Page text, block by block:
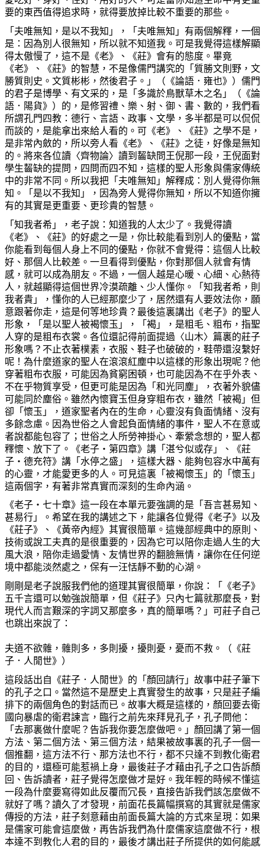
要的東西值得追求時，就得要放掉比較不重要的那些。
「夫唯無知，是以不我知」，「夫唯無知」有兩個解釋，一個
是：因為別人很無知，所以就不知道我。可是我覺得這樣解顯
得太傲慢了，這不是《老》、《莊》會有的態度。畢竟
《老》、《莊》的智慧，不是像儒門講究的「質勝文則野，文
勝質則史。文質彬彬，然後君子。」（《論語．雍也》）儒門
的君子是博學、有文采的，是「多識於鳥獸草木之名」（《論
語．陽貨》）的，是修習禮、樂、射、御、書、數的，我們看
所謂孔門四教：德行、言語、政事、文學，多半都是可以侃侃
而談的，是能拿出來給人看的。可《老》、《莊》之學不是，
是非常內斂的，所以旁人看《老》、《莊》之徒，好像是無知
的。將來各位讀〈齊物論〉讀到齧缺問王倪那一段，王倪面對
學生齧缺的提問，四問而四不知，這樣的聖人形象與儒家傳統
中的非常不同。所以我把「夫唯無知」解釋成：別人覺得你無
知。「是以不我知」，因為旁人覺得你無知，所以不知道你擁
有的其實是更重要、更珍貴的智慧。
「知我者希」，老子說：知道我的人太少了。我覺得讀
《老》、《莊》的好處之一是，你比較能看到別人的優點，當
你能看到每個人身上不同的優點，你就不會覺得：這個人比較
好、那個人比較差。一旦看得到優點，你對那個人就會有情
感，就可以成為朋友。不過，一個人越是心暖、心細、心熱待
人，就越顯得這個世界冷漠疏離、少人懂你。「知我者希，則
我者貴」，懂你的人已經那麼少了，居然還有人要效法你，願
意跟著你走，這是何等地珍貴？最後這裏講出《老子》的聖人
形象，「是以聖人被褐懷玉」，「褐」，是粗毛、粗布，指聖
人穿的是粗布衣裳。各位還記得前面提過〈山木〉篇裏的莊子
形象嗎？不止衣著樸素，衣服、鞋子也破破的，鞋帶還沒繫好
呢！為什麼道家的聖人在滾滾紅塵中以這樣的形象出現呢？他
穿著粗布衣服，可能因為貧窮困頓，也可能因為不在乎外表、
不在乎物質享受，但更可能是因為「和光同塵」，衣著外貌儘
可能同於塵俗。雖然內懷寶玉但身穿粗布衣，雖然「被褐」但
卻「懷玉」，道家聖者內在的生命，心靈沒有負面情緒、沒有
多餘念慮。因為世俗之人會起負面情緒的事件，聖人不在意或
者說都能包容了；世俗之人所勞神掛心、牽縈念想的，聖人都
釋懷、放下了。《老子 ‧ 第四章》講「湛兮似或存」、《莊
子 ‧ 德充符》講「水停之盛」，這樣大器、能夠包容水中萬有
的心靈，才能愛更多的人。可見這裏「被褐懷玉」的「懷玉」
這兩個字，有著非常真實而深刻的生命內涵。
《老子 ‧ 七十章》這一段在本單元要強調的是「吾言甚易知、
甚易行」。希望在我的講述之下，能讓各位覺得《老子》以及
《莊子》、《黃帝內經》其實很簡單。這幾部經典中的原則、
技術或說工夫真的是很重要的，因為它可以陪你走過人生的大
風大浪，陪你走過愛情、友情世界的翻臉無情，讓你在任何逆
境中都能淡然處之，保有一汪恬靜不動的心湖。
剛剛是老子說服我們他的道理其實很簡單，你說：「《老子》
五千言還可以勉強說簡單，但《莊子》只內七篇就那麼長，對
現代人而言艱深的字詞又那麼多，真的簡單嗎？」可莊子自己
也跳出來說了：
夫道不欲雜，雜則多，多則擾，擾則憂，憂而不救。（《莊
子．人閒世》）
這段話出自《莊子．人閒世》的「顏回請行」故事中莊子筆下
的孔子之口。當然這不是歷史上真實發生的故事，只是莊子編
排下的兩個角色的對話而已。故事大概是這樣的，顏回要去衛
國向暴虐的衛君諫言，臨行之前先來拜見孔子，孔子問他：
「去那裏做什麼呢？告訴我你要怎麼做吧。」顏回講了第一個
方法、第二個方法、第三個方法，結果被故事裏的孔子一個一
個推翻，這方法不行、那方法也不行，都不只達不到教化衛君
的目的，還極可能惹禍上身，最後莊子才藉由孔子之口告訴顏
回、告訴讀者，莊子覺得怎麼做才是好。我年輕的時候不懂這
一段為什麼要寫得如此反覆而冗長，直接告訴我們該怎麼做不
就好了嗎？讀久了才發現，前面花長篇幅撰寫的其實就是儒家
傳授的方法，莊子刻意藉由前面長篇大論的方式來呈現：如果
是儒家可能會這麼做，再告訴我們為什麼儒家這麼做不行，根
本達不到教化人君的目的，最後才講出莊子所提供的如何能感